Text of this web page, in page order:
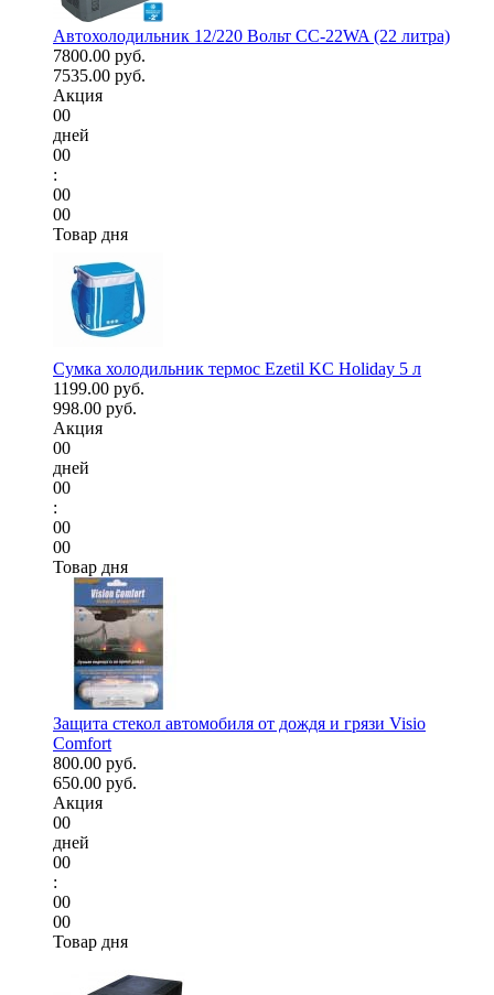
Автохолодильник 12/220 Вольт CC-22WA (22 литра)
7800.00 руб.
7535.00 руб.
Акция
00
дней
00
:
00
00
Товар дня
Сумка холодильник термос Ezetil KC Holiday 5 л
1199.00 руб.
998.00 руб.
Акция
00
дней
00
:
00
00
Товар дня
Защита стекол автомобиля от дождя и грязи Visio
Comfort
800.00 руб.
650.00 руб.
Акция
00
дней
00
:
00
00
Товар дня